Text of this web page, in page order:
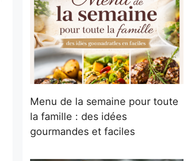
Menu de la semaine pour toute
la famille : des idées
gourmandes et faciles